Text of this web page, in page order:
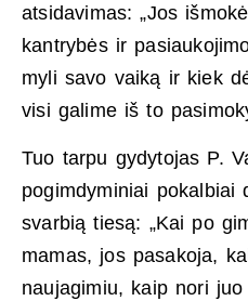
atsidavimas: „Jos
kantrybės ir
myli savo vaiką ir kiek
visi galime iš to
Tuo tarpu gydytojas P.
pogimdyminiai pokalbiai
svarbią tiesą: „Kai po
mamas, jos pasakoja,
naujagimiu, kaip nori